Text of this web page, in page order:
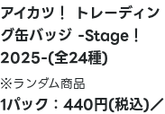
アイカツ！ トレーディン
グ缶バッジ -Stage！
2025-(全24種)
※ランダム商品
1パック：440円(税込)／